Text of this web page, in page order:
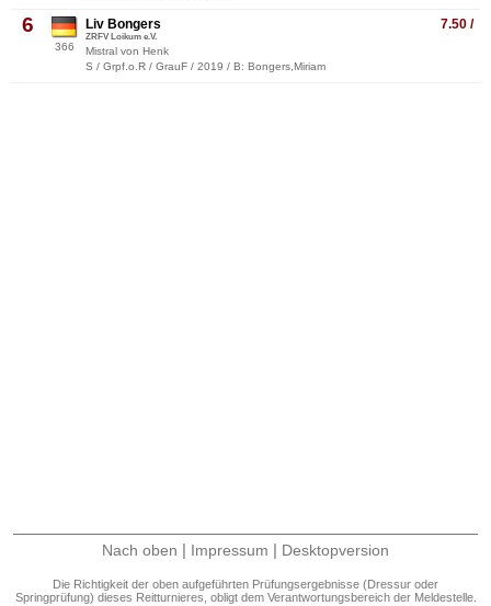
6
366
7.50 /
Liv Bongers
ZRFV Loikum e.V.
Mistral von Henk
S / Grpf.o.R / GrauF / 2019 / B: Bongers,Miriam
Nach oben | Impressum | Desktopversion
Die Richtigkeit der oben aufgeführten Prüfungsergebnisse (Dressur oder
Springprüfung) dieses Reitturnieres, obligt dem Verantwortungsbereich der Meldestelle.